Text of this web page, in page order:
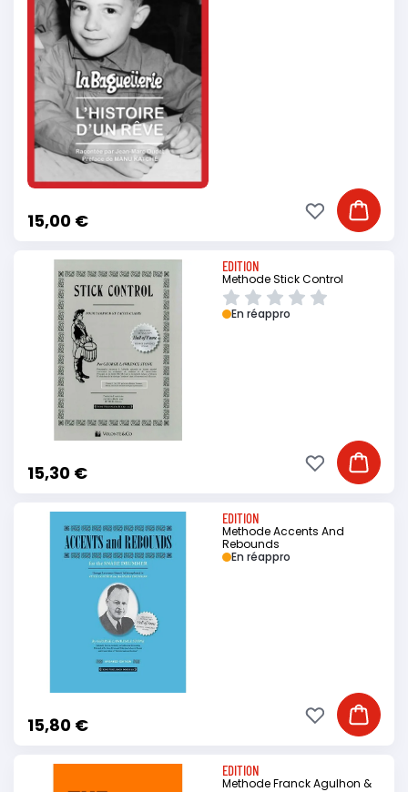
15,00 € Ajouter
Ajouter à ma
EDITION
Methode Stick Control
15,30 €
En réappro
Ajouter
Ajouter à ma
EDITION
Methode Accents And
Rebounds
15,80 €
En réappro
Ajouter
Ajouter à ma
EDITION
Methode Franck Agulhon &